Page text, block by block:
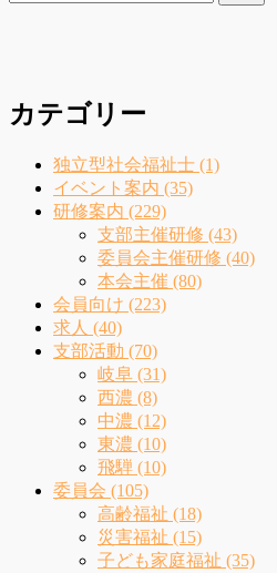
カテゴリー
独立型社会福祉士 (1)
イベント案内 (35)
研修案内 (229)
支部主催研修 (43)
委員会主催研修 (40)
本会主催 (80)
会員向け (223)
求人 (40)
支部活動 (70)
岐阜 (31)
西濃 (8)
中濃 (12)
東濃 (10)
飛騨 (10)
委員会 (105)
高齢福祉 (18)
災害福祉 (15)
子ども家庭福祉 (35)